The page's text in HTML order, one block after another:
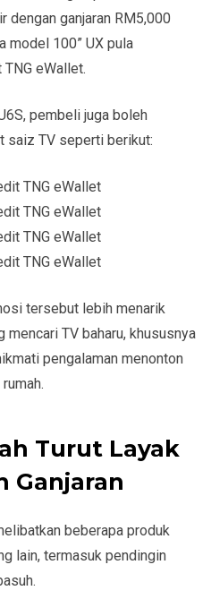
dengan ganjaran RM5,000
model 100” UX pula
eWallet.
pembeli juga boleh
saiz TV seperti berikut:
TNG eWallet
TNG eWallet
TNG eWallet
TNG eWallet
tersebut lebih menarik
mencari TV baharu, khususnya
pengalaman menonton
Turut Layak
Ganjaran
beberapa produk
lain, termasuk pendingin